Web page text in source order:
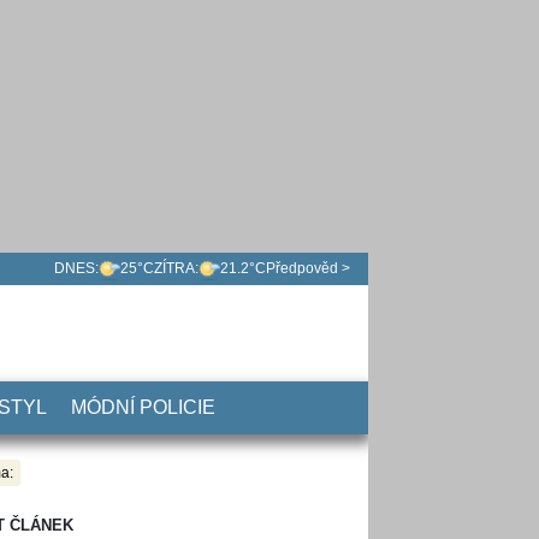
DNES: 25°CZÍTRA: 21.2°C Předpověd >
MÓDNÍ POLICIE
ČLÁNEK